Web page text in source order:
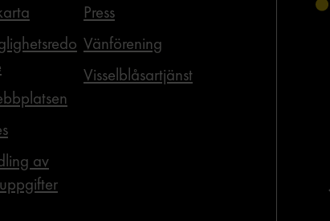
av
Press
Vänförening
Visselblåsartjänst